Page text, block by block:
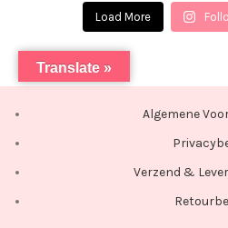
Load More
Algemene
Verzend &
Translate »